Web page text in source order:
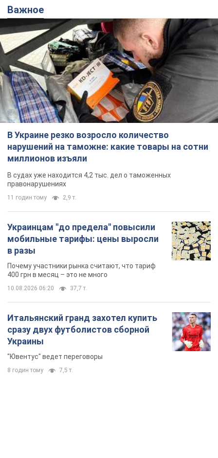
Важное
В Украине резко возросло количество
нарушений на таможне: какие товары на сотни
миллионов изъяли
В судах уже находится 4,2 тыс. дел о таможенных
правонарушениях
11 годин тому 2,9 т.
Украинцам "до предела" повысили
мобильные тарифы: цены выросли
в разы
Почему участники рынка считают, что тариф
400 грн в месяц – это не много
10.08.2026 06:20 37,7 т.
Итальянский гранд захотел купить
сразу двух футболистов сборной
Украины
"Ювентус" ведет переговоры
8 годин тому 7,5 т.